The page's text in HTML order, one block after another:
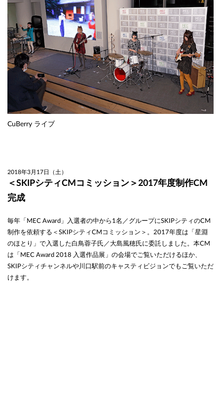
CuBerry ライブ
2018年3月17日（土）
＜SKIPシティCMコミッション＞2017年度制作CM
完成
毎年「MEC Award」入選者の中から1名／グループにSKIPシティのCM
制作を依頼する＜SKIPシティCMコミッション＞。2017年度は「星淵
のほとり」で入選した白鳥蓉子氏／大島風穂氏に委託しました。本CM
は「MEC Award 2018 入選作品展」の会場でご覧いただけるほか、
SKIPシティチャンネルや川口駅前のキャスティビジョンでもご覧いただ
けます。